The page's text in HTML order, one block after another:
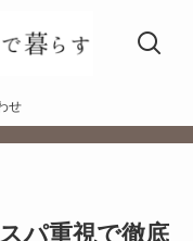
せ
パ重視で徹底